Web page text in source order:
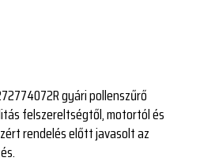
gyári pollenszűrő
felszereltségtől, motortól és
rendelés előtt javasolt az